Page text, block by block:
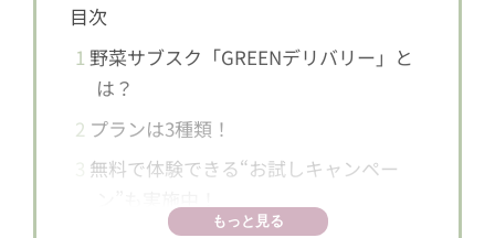
目次
1 野菜サブスク「GREENデリバリー」と
は？
2 プランは3種類！
無料で体験できる“お試しキャンペー
もっと見る